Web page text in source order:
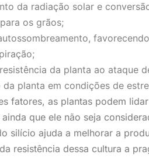
da radiação solar e
os grãos;
da planta ao ataque
da planta em condições de
fatores, as plantas podem
que ele não seja
silício ajuda a melhorar a
resistência dessa cultura a